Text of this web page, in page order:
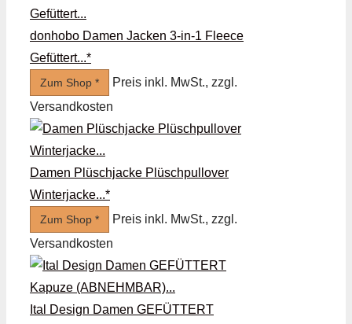
donhobo Damen Jacken 3-in-1 Fleece
Gefüttert...*
Zum Shop *
Preis inkl. MwSt., zzgl.
Versandkosten
Damen Plüschjacke Plüschpullover
Winterjacke...*
Zum Shop *
Preis inkl. MwSt., zzgl.
Versandkosten
Ital Design Damen GEFÜTTERT